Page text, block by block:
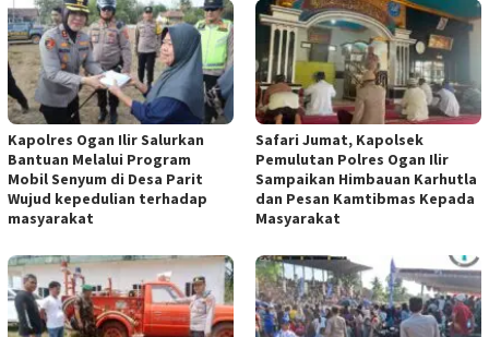
Kapolres Ogan Ilir Salurkan
Bantuan Melalui Program
Mobil Senyum di Desa Parit
Wujud kepedulian terhadap
masyarakat
Safari Jumat, Kapolsek
Pemulutan Polres Ogan Ilir
Sampaikan Himbauan Karhutla
dan Pesan Kamtibmas Kepada
Masyarakat